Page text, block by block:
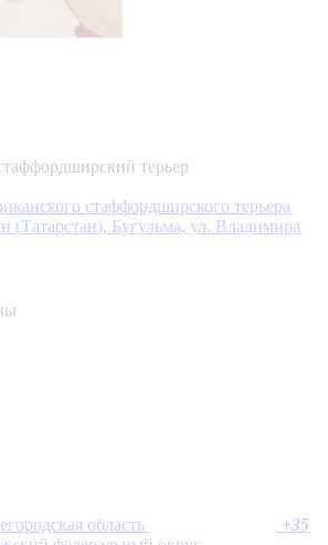
терьер
стаффордширского терьера
(Татарстан), Бугульма, ул. Владимира
область +35